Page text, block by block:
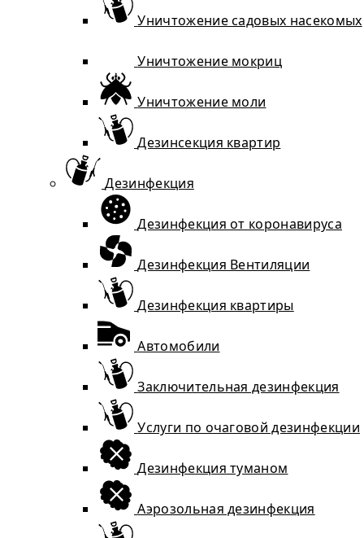
Уничтожение садовых насекомых
Уничтожение мокриц
Уничтожение моли
Дезинсекция квартир
Дезинфекция
Дезинфекция от коронавируса
Дезинфекция Вентиляции
Дезинфекция квартиры
Автомобили
Заключительная дезинфекция
Услуги по очаговой дезинфекции
Дезинфекция туманом
Аэрозольная дезинфекция